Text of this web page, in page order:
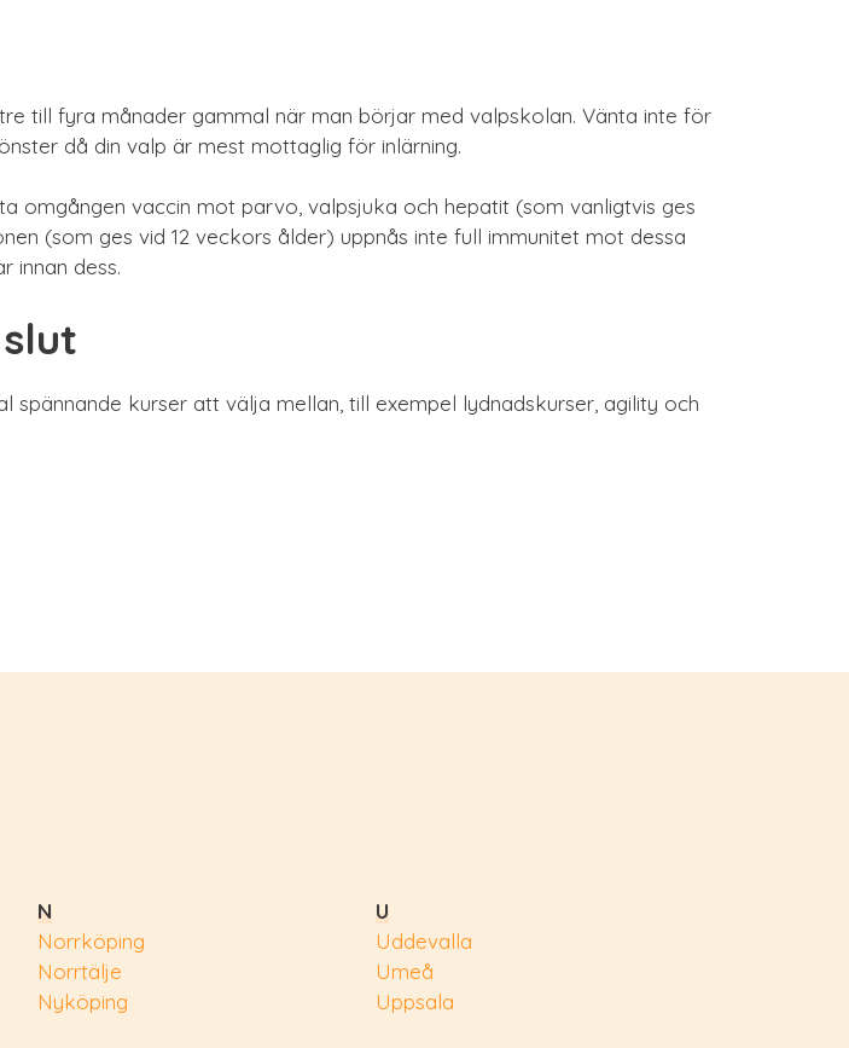
till fyra månader gammal när man börjar med valpskolan. Vänta inte för
då din valp är mest mottaglig för inlärning.
vaccin mot parvo, valpsjuka och hepatit (som vanligtvis ges
(som ges vid 12 veckors ålder) uppnås inte full immunitet mot dessa
innan dess.
kurser att välja mellan, till exempel lydnadskurser, agility och
N
Norrköping
Norrtälje
Nyköping
U
Uddevalla
Umeå
Uppsala